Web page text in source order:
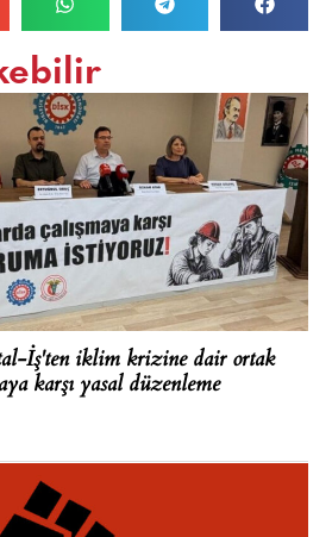
İş'ten iklim krizine dair ortak
karşı yasal düzenleme